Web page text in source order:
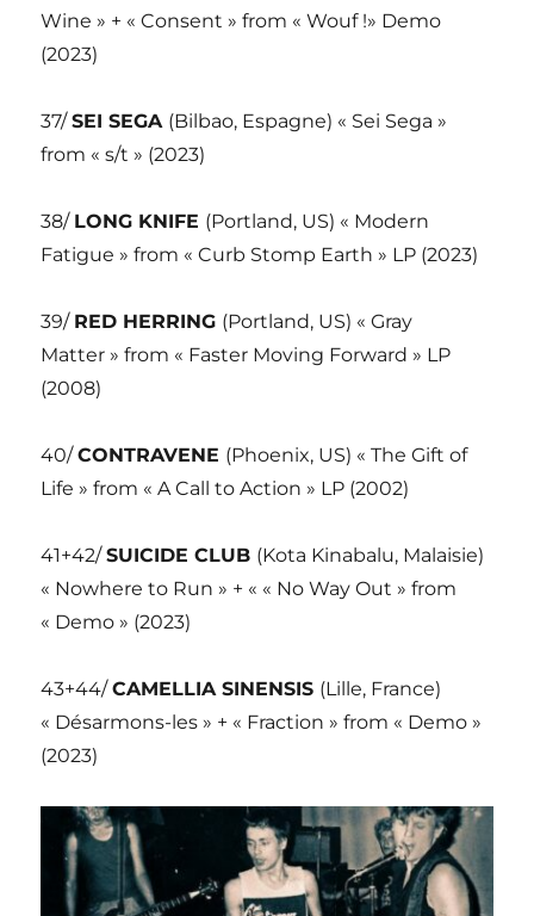
Wine » + « Consent » from « Wouf !» Demo
(2023)
37/SEI SEGA (Bilbao, Espagne) « Sei Sega »
from « s/t » (2023)
38/ LONG KNIFE (Portland, US) « Modern
Fatigue » from « Curb Stomp Earth » LP (2023)
39/ RED HERRING (Portland, US) « Gray
Matter » from « Faster Moving Forward » LP
(2008)
40/CONTRAVENE (Phoenix, US) « The Gift of
Life » from « A Call to Action » LP (2002)
41+42/SUICIDE CLUB (Kota Kinabalu, Malaisie)
« Nowhere to Run » + « « No Way Out » from
« Demo » (2023)
43+44/CAMELLIA SINENSIS (Lille, France)
« Désarmons-les » + « Fraction » from « Demo »
(2023)